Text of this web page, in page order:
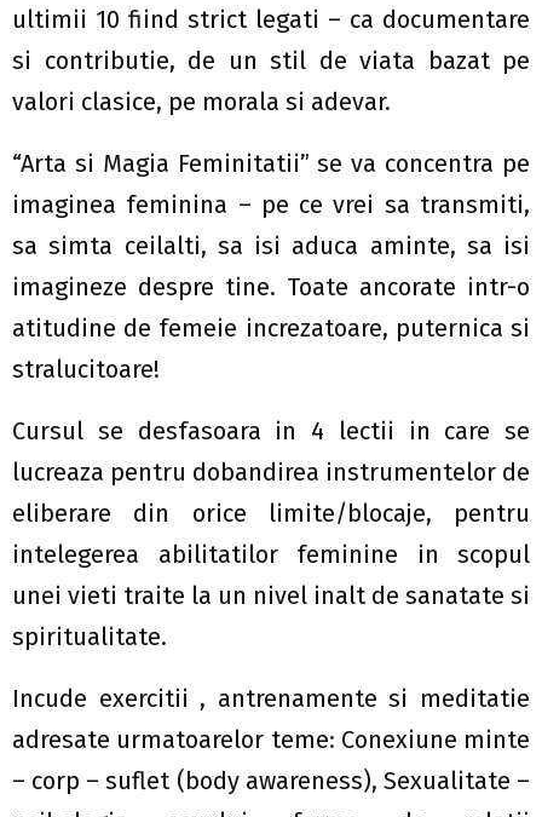
ultimii 10 fiind strict legati – ca documentare
si contributie, de un stil de viata bazat pe
valori clasice, pe morala si adevar.
“Arta si Magia Feminitatii” se va concentra pe
imaginea feminina – pe ce vrei sa transmiti,
sa simta ceilalti, sa isi aduca aminte, sa isi
imagineze despre tine. Toate ancorate intr-o
atitudine de femeie increzatoare, puternica si
stralucitoare!
Cursul se desfasoara in 4 lectii in care se
lucreaza pentru dobandirea instrumentelor de
eliberare din orice limite/blocaje, pentru
intelegerea abilitatilor feminine in scopul
unei vieti traite la un nivel inalt de sanatate si
spiritualitate.
Incude exercitii , antrenamente si meditatie
adresate urmatoarelor teme: Conexiune minte
– corp – suflet (body awareness), Sexualitate –